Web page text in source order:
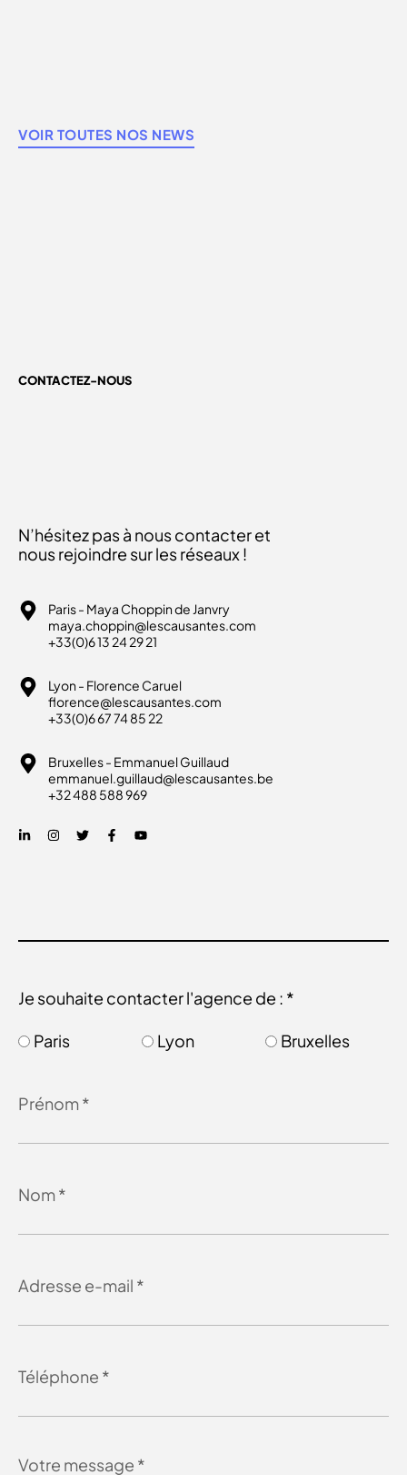
VOIR TOUTES NOS NEWS
CONTACTEZ-NOUS
N’hésitez pas à nous contacter et
nous rejoindre sur les réseaux !
Paris - Maya Choppin de Janvry
maya.choppin@lescausantes.com
+33(0)6 13 24 29 21
Lyon - Florence Caruel
florence@lescausantes.com
+33(0)6 67 74 85 22
Bruxelles - Emmanuel Guillaud
emmanuel.guillaud@lescausantes.be
+32 488 588 969
Je souhaite contacter l'agence de : *
Paris Lyon Bruxelles